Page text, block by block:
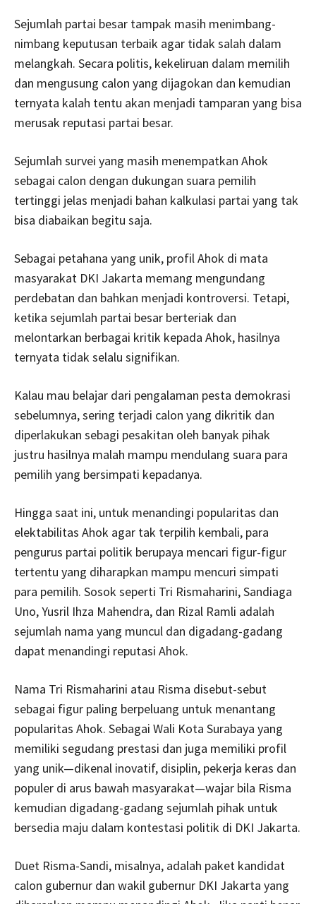
Sejumlah partai besar tampak masih menimbang-
nimbang keputusan terbaik agar tidak salah dalam
melangkah. Secara politis, kekeliruan dalam memilih
dan mengusung calon yang dijagokan dan kemudian
ternyata kalah tentu akan menjadi tamparan yang bisa
merusak reputasi partai besar.
Sejumlah survei yang masih menempatkan Ahok
sebagai calon dengan dukungan suara pemilih
tertinggi jelas menjadi bahan kalkulasi partai yang tak
bisa diabaikan begitu saja.
Sebagai petahana yang unik, profil Ahok di mata
masyarakat DKI Jakarta memang mengundang
perdebatan dan bahkan menjadi kontroversi. Tetapi,
ketika sejumlah partai besar berteriak dan
melontarkan berbagai kritik kepada Ahok, hasilnya
ternyata tidak selalu signifikan.
Kalau mau belajar dari pengalaman pesta demokrasi
sebelumnya, sering terjadi calon yang dikritik dan
diperlakukan sebagi pesakitan oleh banyak pihak
justru hasilnya malah mampu mendulang suara para
pemilih yang bersimpati kepadanya.
Hingga saat ini, untuk menandingi popularitas dan
elektabilitas Ahok agar tak terpilih kembali, para
pengurus partai politik berupaya mencari figur-figur
tertentu yang diharapkan mampu mencuri simpati
para pemilih. Sosok seperti Tri Rismaharini, Sandiaga
Uno, Yusril Ihza Mahendra, dan Rizal Ramli adalah
sejumlah nama yang muncul dan digadang-gadang
dapat menandingi reputasi Ahok.
Nama Tri Rismaharini atau Risma disebut-sebut
sebagai figur paling berpeluang untuk menantang
popularitas Ahok. Sebagai Wali Kota Surabaya yang
memiliki segudang prestasi dan juga memiliki profil
yang unik—dikenal inovatif, disiplin, pekerja keras dan
populer di arus bawah masyarakat—wajar bila Risma
kemudian digadang-gadang sejumlah pihak untuk
bersedia maju dalam kontestasi politik di DKI Jakarta.
Duet Risma-Sandi, misalnya, adalah paket kandidat
calon gubernur dan wakil gubernur DKI Jakarta yang